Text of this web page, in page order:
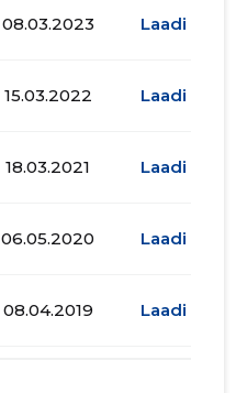
08.03.2023 Laadi alla
15.03.2022 Laadi alla
18.03.2021 Laadi alla
06.05.2020 Laadi alla
08.04.2019 Laadi alla